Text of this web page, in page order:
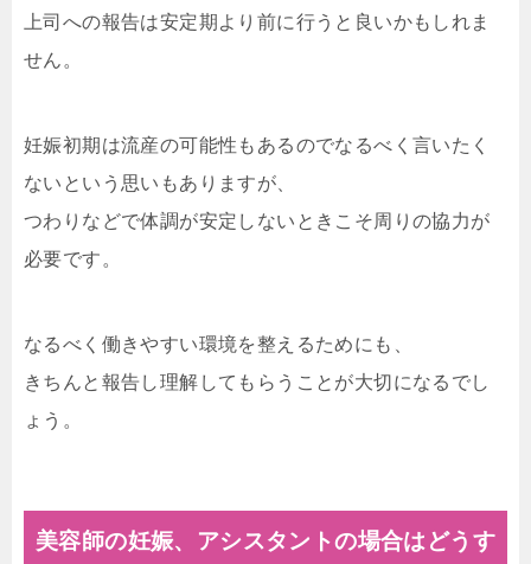
上司への報告は安定期より前に行うと良いかもしれま
せん。
妊娠初期は流産の可能性もあるのでなるべく言いたく
ないという思いもありますが、
つわりなどで体調が安定しないときこそ周りの協力が
必要です。
なるべく働きやすい環境を整えるためにも、
きちんと報告し理解してもらうことが大切になるでし
ょう。
美容師の妊娠、アシスタントの場合はどうす